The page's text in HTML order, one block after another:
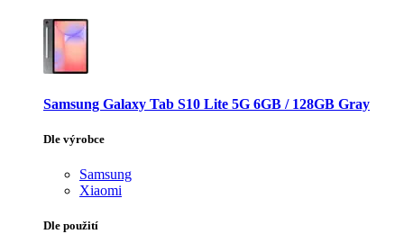
Samsung Galaxy Tab S10 Lite 5G 6GB / 128GB Gray
Dle výrobce
Samsung
Xiaomi
Dle použití